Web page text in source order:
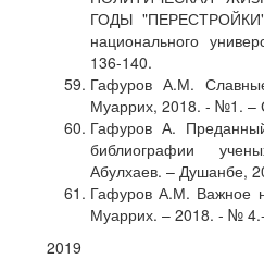
ГОДЫ "ПЕРЕСТРОЙКИ"
национального
136-140.
Гафуров А.М.
Муаррих, 2018. - №1. –
Гафуров А.
библиографии
Абулхаев. – Душанбе,
Гафуров А.М. Важное
Муаррих. – 2018. - №
2019